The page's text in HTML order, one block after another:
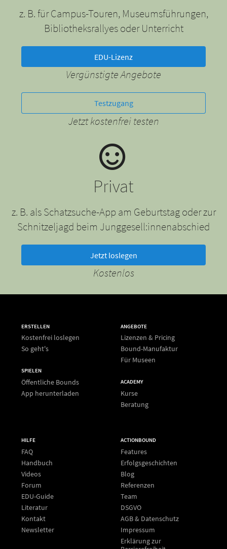
z. B. für Campus-Touren, Museumsführungen,
Bibliotheksrallyes oder Unterricht
EDU-Lizenz
Vergünstigte Angebote
Testzugang
Jetzt kostenfrei testen
Privat
z. B. als Schatzsuche-App am Geburtstag oder zur
Schnitzeljagd beim Junggesell:innenabschied
Jetzt loslegen
Kostenlos
ERSTELLEN
Kostenfrei loslegen
So geht's
SPIELEN
Öffentliche Bounds
App herunterladen
ANGEBOTE
Lizenzen & Pricing
Bound-Manufaktur
Für Museen
ACADEMY
Kurse
Beratung
HILFE
FAQ
Handbuch
Videos
Forum
EDU-Guide
Literatur
Kontakt
Newsletter
ACTIONBOUND
Features
Erfolgsgeschichten
Blog
Referenzen
Team
DSGVO
AGB & Datenschutz
Impressum
Erklärung zur